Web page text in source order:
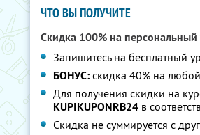
ЧТО ВЫ ПОЛУЧИТЕ
Скидка 100% на
Запишитесь на бесплатный
БОНУС: скидка 40% на
Для получения скидки на
KUPIKUPONRB24 в
Скидка не суммируется с